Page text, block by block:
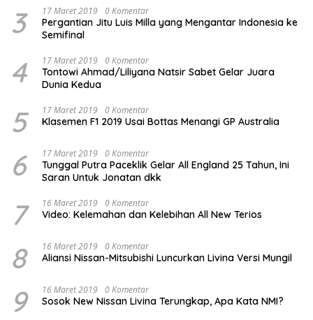
3 17 Maret 2019 0 Komentar
Pergantian Jitu Luis Milla yang Mengantar Indonesia ke
Semifinal
4 17 Maret 2019 0 Komentar
Tontowi Ahmad/Liliyana Natsir Sabet Gelar Juara
Dunia Kedua
5 17 Maret 2019 0 Komentar
Klasemen F1 2019 Usai Bottas Menangi GP Australia
6 17 Maret 2019 0 Komentar
Tunggal Putra Paceklik Gelar All England 25 Tahun, Ini
Saran Untuk Jonatan dkk
7 16 Maret 2019 0 Komentar
Video: Kelemahan dan Kelebihan All New Terios
8 16 Maret 2019 0 Komentar
Aliansi Nissan-Mitsubishi Luncurkan Livina Versi Mungil
9 16 Maret 2019 0 Komentar
Sosok New Nissan Livina Terungkap, Apa Kata NMI?